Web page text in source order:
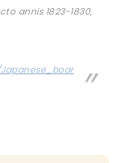
annis 1823-1830,
Japanese_boar